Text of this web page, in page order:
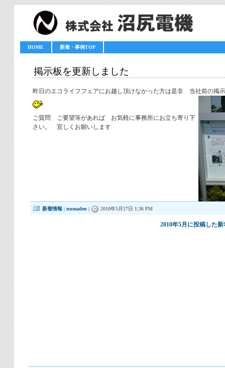
HOME 新着・事例TOP
掲示板を更新しました
昨日のエコライフフェアにお越し頂けなかった方は是非 当社前の掲
ご質問 ご要望等があれば お気軽に事務所にお立ち寄り下
さい。 宜しくお願いします
新着情報 | numaden | 2010年5月17日 1:36 PM
2010年5月に投稿した